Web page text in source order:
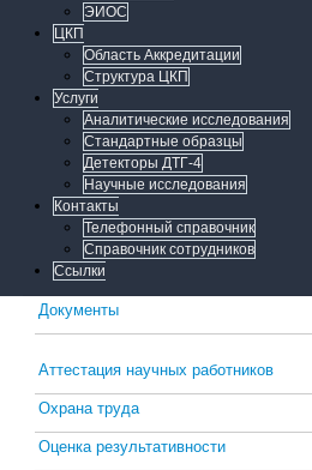
ЭИОС
ЦКП
Область Аккредитации
Структура ЦКП
Услуги
Аналитические исследования
Стандартные образцы
Детекторы ДТГ-4
Научные исследования
Контакты
Телефонный справочник
Справочник сотрудников
Ссылки
Документы
Аттестация научных работников
Охрана труда
Оценка результативности